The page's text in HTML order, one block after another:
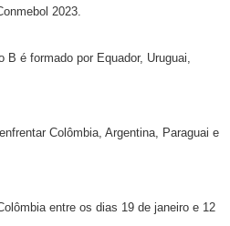
2023
é formado por Equador, Uruguai,
Colômbia, Argentina, Paraguai e
entre os dias 19 de janeiro e 12